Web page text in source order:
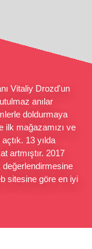
Vitaliy Drozd'un
anılar
doldurmaya
ilk mağazamızı ve
13 yılda
artmıştır. 2017
değerlendirmesine
sitesine göre en iyi